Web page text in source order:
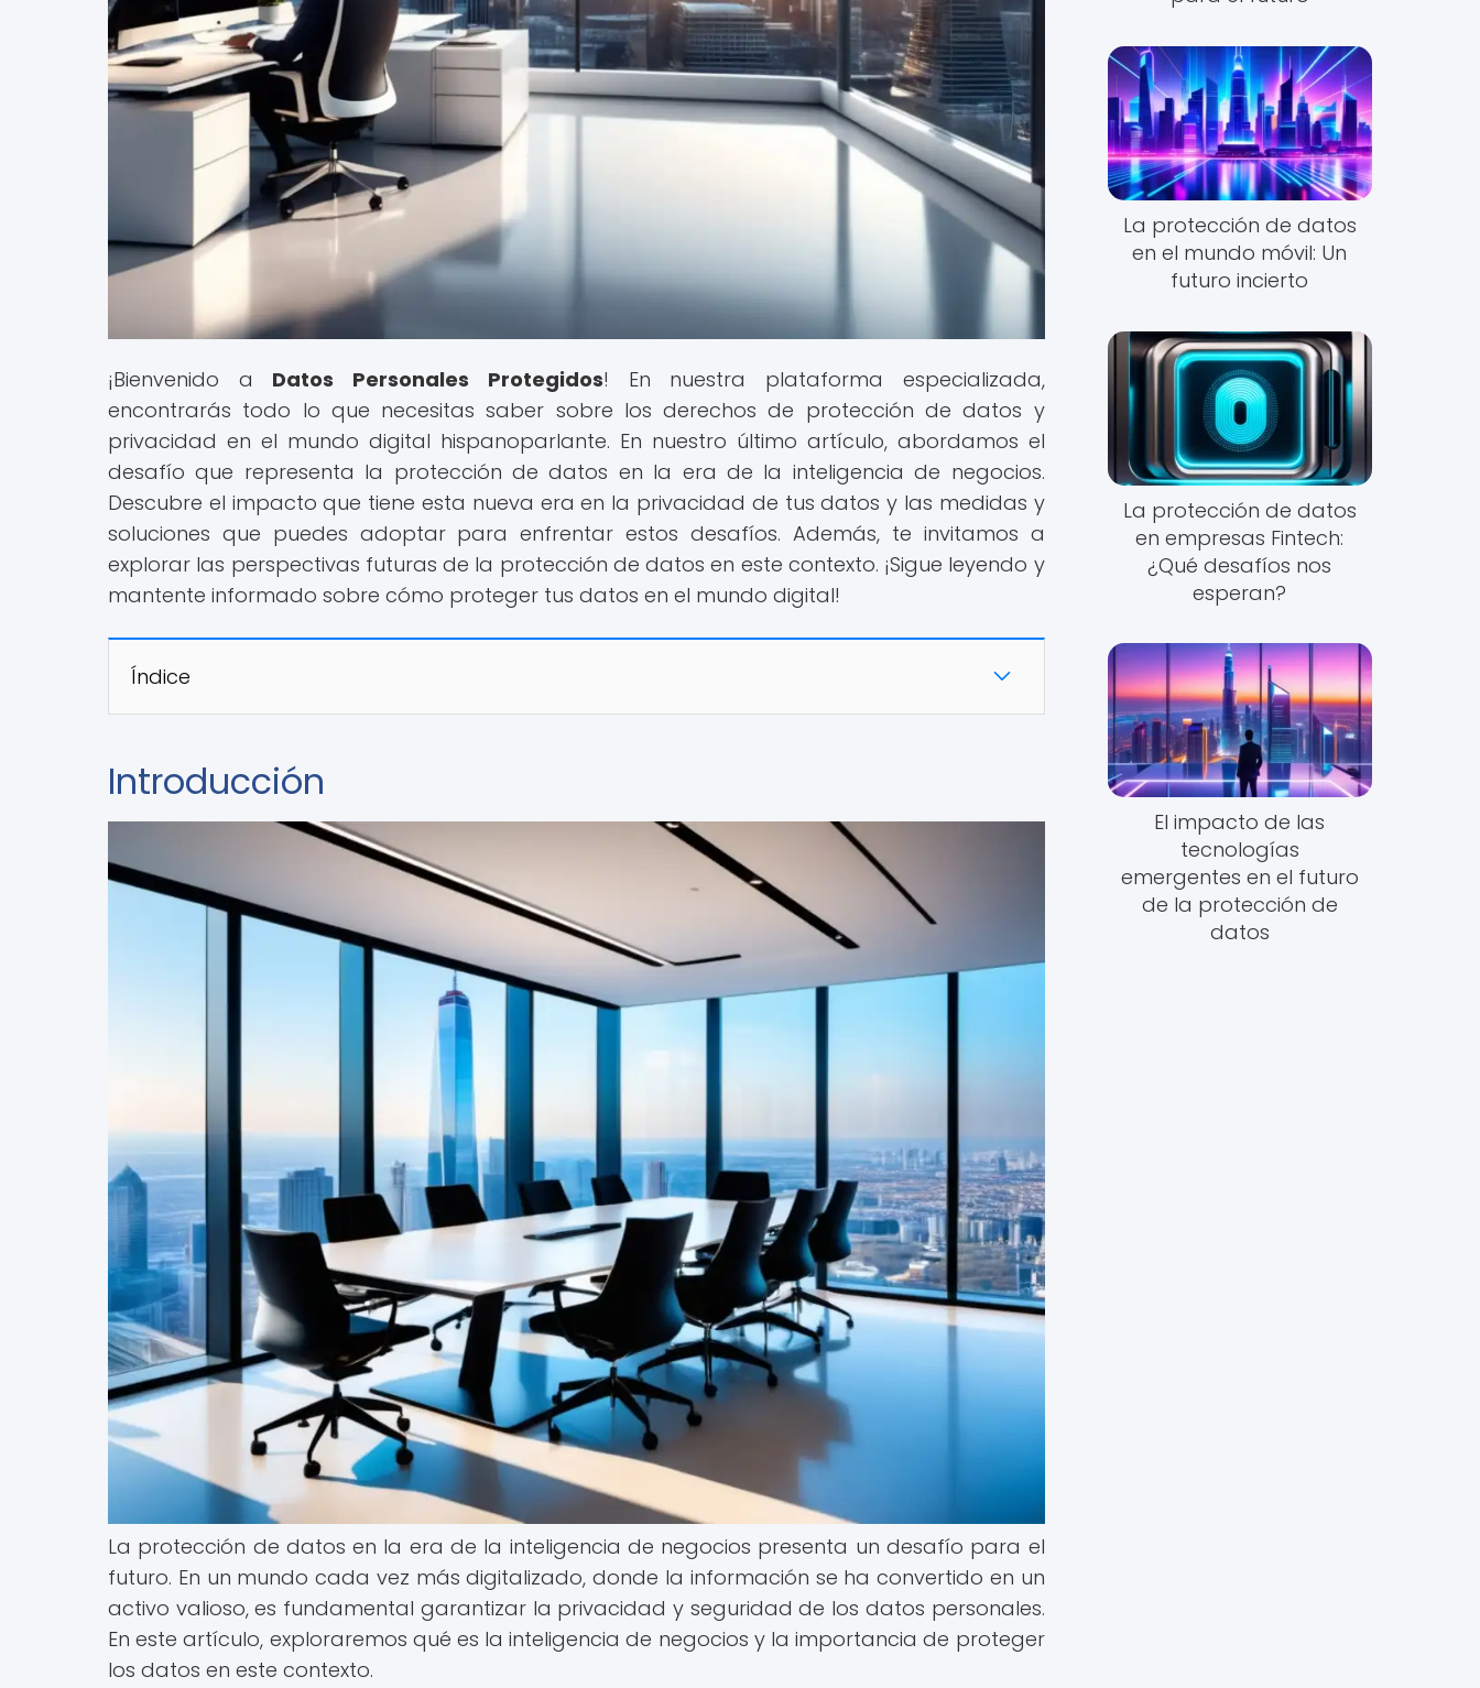
¡Bienvenido a Datos Personales Protegidos! En nuestra plataforma especializada,
encontrarás todo lo que necesitas saber sobre los derechos de protección de datos y
privacidad en el mundo digital hispanoparlante. En nuestro último artículo, abordamos el
desafío que representa la protección de datos en la era de la inteligencia de negocios.
Descubre el impacto que tiene esta nueva era en la privacidad de tus datos y las medidas y
soluciones que puedes adoptar para enfrentar estos desafíos. Además, te invitamos a
explorar las perspectivas futuras de la protección de datos en este contexto. ¡Sigue leyendo y
mantente informado sobre cómo proteger tus datos en el mundo digital!
Índice
Introducción
La protección de datos en la era de la inteligencia de negocios presenta un desafío para el
futuro. En un mundo cada vez más digitalizado, donde la información se ha convertido en un
activo valioso, es fundamental garantizar la privacidad y seguridad de los datos personales.
En este artículo, exploraremos qué es la inteligencia de negocios y la importancia de proteger
los datos en este contexto.
La protección de datos
en el mundo móvil: Un
futuro incierto
La protección de datos
en empresas Fintech:
¿Qué desafíos nos
esperan?
El impacto de las
tecnologías
emergentes en el futuro
de la protección de
datos